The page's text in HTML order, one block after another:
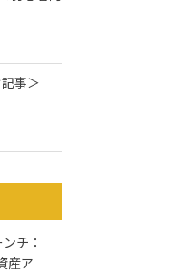
事＞
チ：
産ア